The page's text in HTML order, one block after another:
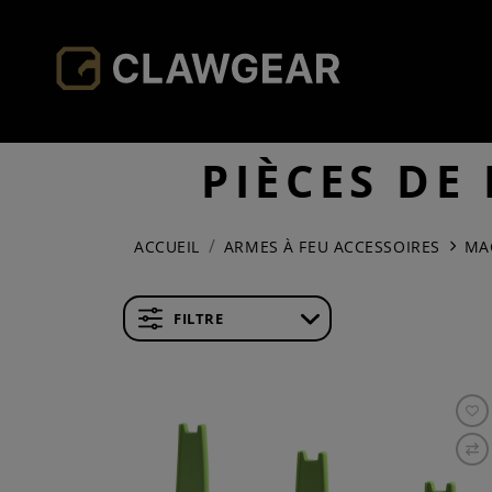
PIÈCES
ACCUEIL ARMES À FEU ACCESSOIRES
FILTRE